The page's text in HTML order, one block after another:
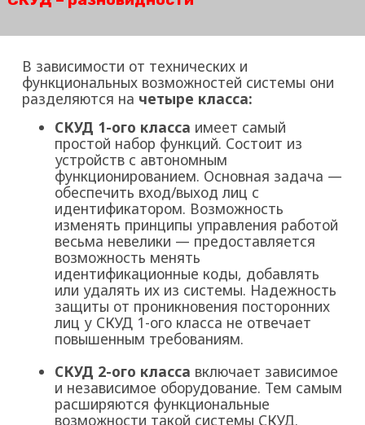
В зависимости от технических и
функциональных возможностей системы они
разделяются на четыре класса:
СКУД 1-ого класса имеет самый
простой набор функций. Состоит из
устройств с автономным
функционированием. Основная задача —
обеспечить вход/выход лиц с
идентификатором. Возможность
изменять принципы управления работой
весьма невелики — предоставляется
возможность менять
идентификационные коды, добавлять
или удалять их из системы. Надежность
защиты от проникновения посторонних
лиц у СКУД 1-ого класса не отвечает
повышенным требованиям.
СКУД 2-ого класса включает зависимое
и независимое оборудование. Тем самым
расширяются функциональные
возможности такой системы СКУД.